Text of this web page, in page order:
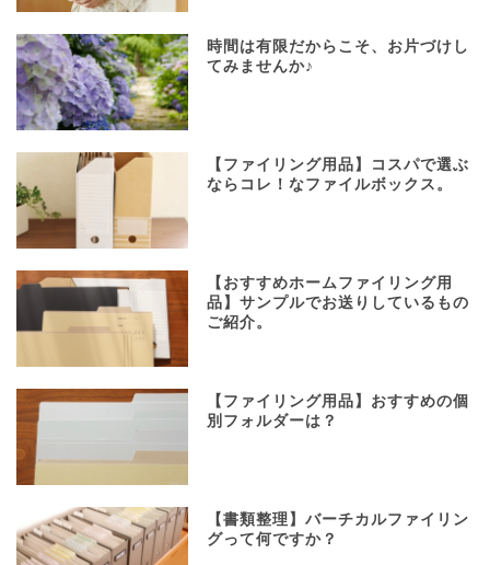
時間は有限だからこそ、お片づけし
てみませんか♪
【ファイリング用品】コスパで選ぶ
ならコレ！なファイルボックス。
【おすすめホームファイリング用
品】サンプルでお送りしているもの
ご紹介。
【ファイリング用品】おすすめの個
別フォルダーは？
【書類整理】バーチカルファイリン
グって何ですか？